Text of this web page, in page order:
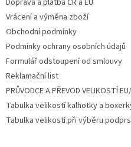
Doprava a platba ČR a EU
Vrácení a výměna zboží
Obchodní podmínky
Podmínky ochrany osobních údajů
Formulář odstoupení od smlouvy
Reklamační list
PRŮVODCE A PŘEVOD VELIKOSTÍ
Tabulka velikostí kalhotky a
Tabulka velikostí při výběru